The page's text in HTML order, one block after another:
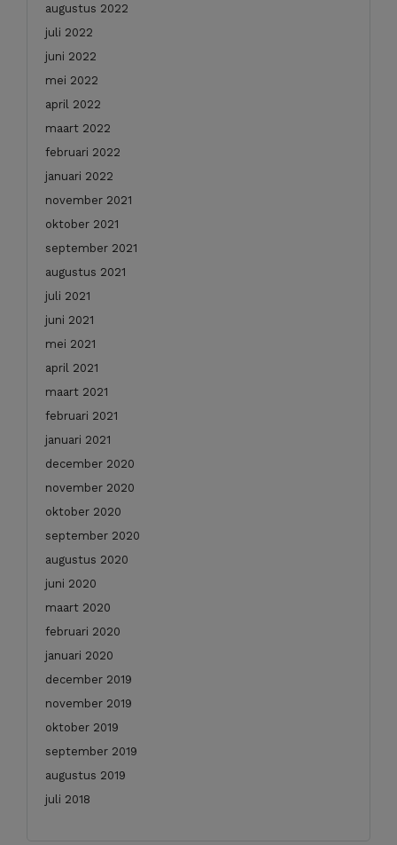
augustus 2022
juli 2022
juni 2022
mei 2022
april 2022
maart 2022
februari 2022
januari 2022
november 2021
oktober 2021
september 2021
augustus 2021
juli 2021
juni 2021
mei 2021
april 2021
maart 2021
februari 2021
januari 2021
december 2020
november 2020
oktober 2020
september 2020
augustus 2020
juni 2020
maart 2020
februari 2020
januari 2020
december 2019
november 2019
oktober 2019
september 2019
augustus 2019
juli 2018